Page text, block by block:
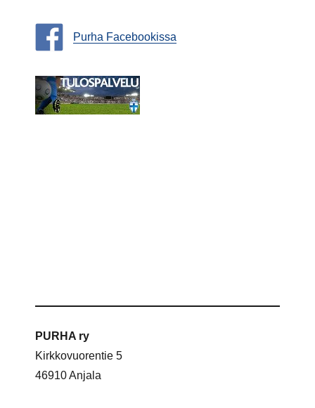
Purha Facebookissa
PURHA ry
Kirkkovuorentie 5
46910 Anjala